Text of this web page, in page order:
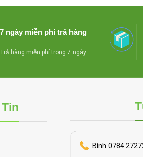
7 ngày miễn phí trả hàng
Trả hàng miễn phí trong 7 ngày
Bình 0784